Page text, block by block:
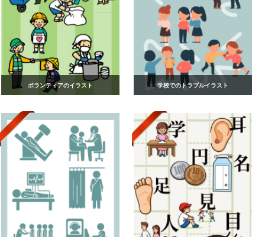
ボランティアのイラスト 学校でのトラブルイラスト